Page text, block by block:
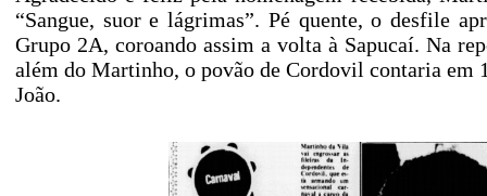
“Sangue, suor e lágrimas”. Pé quente, o desfile
Grupo 2A, coroando assim a volta à Sapucaí. Na
além do Martinho, o povão de Cordovil contaria em
João.